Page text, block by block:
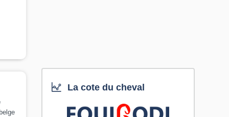
La cote du cheval